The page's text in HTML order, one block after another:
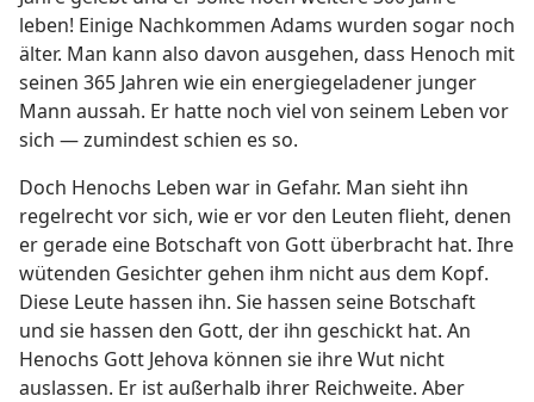
leben! Einige Nachkommen Adams wurden sogar noch
älter. Man kann also davon ausgehen, dass Henoch mit
seinen 365 Jahren wie ein energiegeladener junger
Mann aussah. Er hatte noch viel von seinem Leben vor
sich — zumindest schien es so.
Doch Henochs Leben war in Gefahr. Man sieht ihn
regelrecht vor sich, wie er vor den Leuten flieht, denen
er gerade eine Botschaft von Gott überbracht hat. Ihre
wütenden Gesichter gehen ihm nicht aus dem Kopf.
Diese Leute hassen ihn. Sie hassen seine Botschaft
und sie hassen den Gott, der ihn geschickt hat. An
Henochs Gott Jehova können sie ihre Wut nicht
auslassen. Er ist außerhalb ihrer Reichweite. Aber